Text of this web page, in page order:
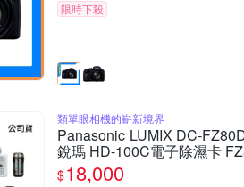
限時下殺
類單眼相機的嶄新境界
Panasonic LUMIX DC-
銳瑪 HD-100C電子除濕卡
$18,000